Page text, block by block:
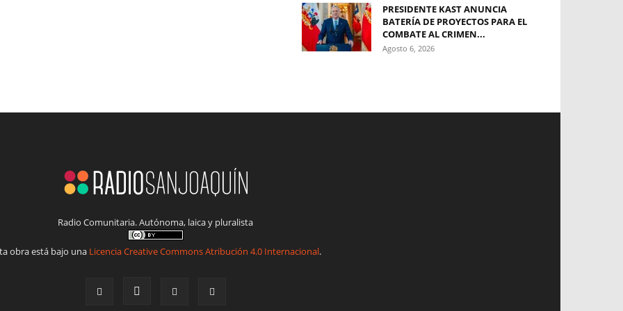
PRESIDENTE KAST ANUNCIA
BATERÍA DE PROYECTOS PARA EL
COMBATE AL CRIMEN...
Agosto 6, 2026
Radio Comunitaria. Autónoma, laica y pluralista
obra está bajo una Licencia Creative Commons Atribución 4.0 Internacional.